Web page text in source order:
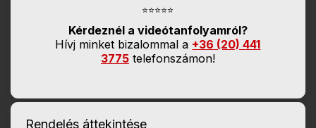
⭐⭐⭐⭐⭐
Kérdeznél a videótanfolyamról?
Hívj minket bizalommal a +36 (20) 441
3775telefonszámon!
Rendelés áttekintése